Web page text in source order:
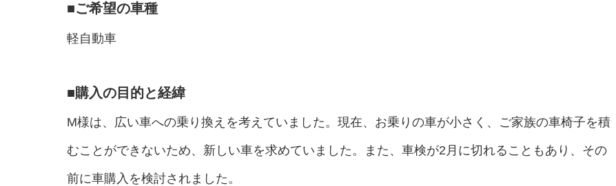
■ご希望の車種
軽自動車
■購入の目的と経緯
M様は、広い車への乗り換えを考えていました。現在、お乗りの車が小さく、ご家族の車椅子を積
むことができないため、新しい車を求めていました。また、車検が2月に切れることもあり、その
前に車購入を検討されました。